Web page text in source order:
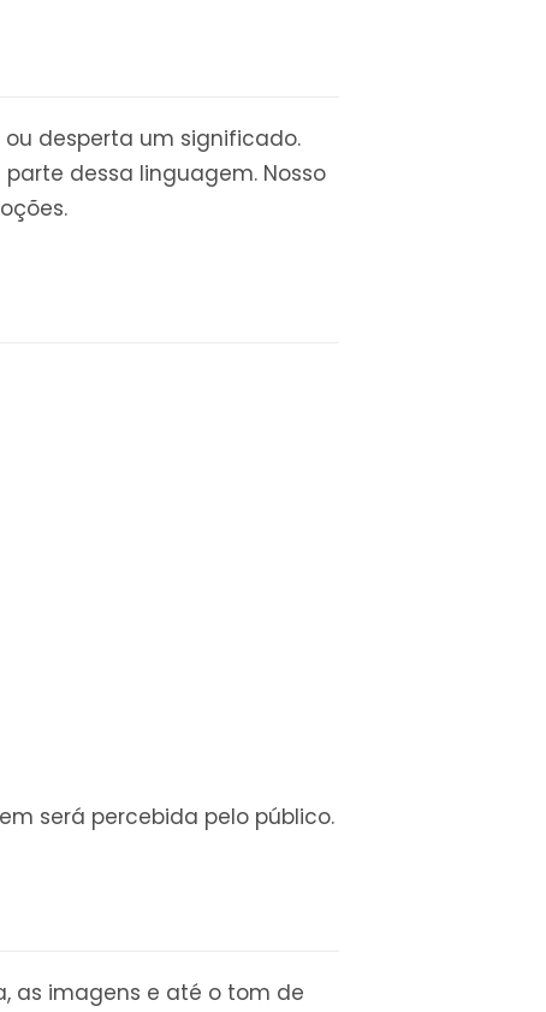
desperta um significado.
dessa linguagem. Nosso
será percebida pelo público.
as imagens e até o tom de